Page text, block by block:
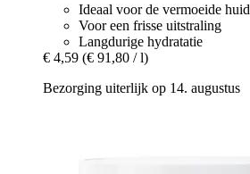
Ideaal voor de vermoeide huid
Voor een frisse uitstraling
Langdurige hydratatie
€ 4,59 (€ 91,80 / l)
Bezorging uiterlijk op 14. augustus